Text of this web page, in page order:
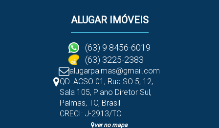
ALUGAR IMÓVEIS
(63) 9 8456-6019
(63) 3225-2383
alugarpalmas@gmail.com
QD. ACSO 01, Rua SO 5, 12,
Sala 105, Plano Diretor Sul ,
Palmas, TO, Brasil
CRECI: J-2913/TO
ver no mapa